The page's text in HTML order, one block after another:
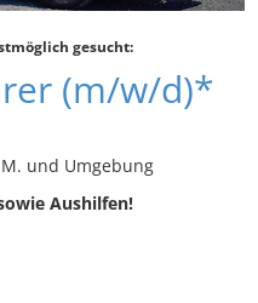
gesucht:
(m/w/d)*
und Umgebung
Aushilfen!